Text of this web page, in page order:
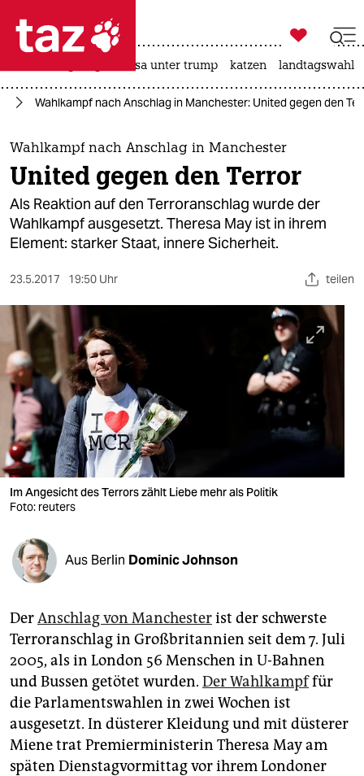
 taz zahl ich
taz zahl ich
themen
politik
öko
sport
berlin
nord
wahrheit
verlag
verlag
veranstaltungen
shop
unterstützen
abo
genossenschaft
epaper login

taz zahl ich
usa unter trump katzen landtagswahl
Wahlkampf nach Anschlag in Manchester: United gegen den
Wahlkampf nach Anschlag in Manchester
United gegen den Terror
Als Reaktion auf den Terroranschlag wurde der
Wahlkampf ausgesetzt. Theresa May ist in ihrem
Element: starker Staat, innere Sicherheit.
23.5.2017 19:50 Uhr teilen
Im Angesicht des Terrors zählt Liebe mehr als Politik
Foto: reuters
Aus Berlin Dominic Johnson
DerAnschlag von Manchesterist der schwerste
Terroranschlag in Großbritannien seit dem 7. Juli
2005, als in London 56 Menschen in U-Bahnen
und Bussen getötet wurden. Der Wahlkampffür
die Parlamentswahlen in zwei Wochen ist
ausgesetzt. In düsterer Kleidung und mit düsterer
Miene trat Premierministerin Theresa May am
späten Dienstagvormittag vor ihrem Londoner